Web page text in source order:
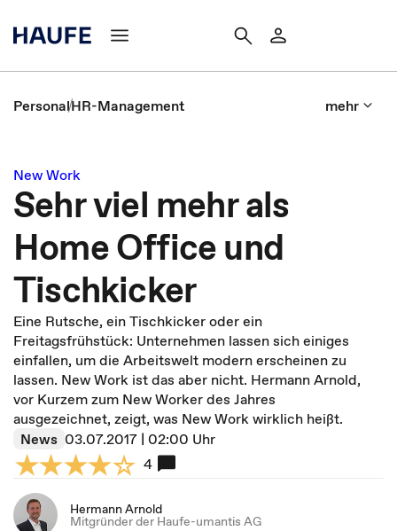
PersonalHR-Management mehr
New Work
Sehr viel mehr als
Home Office und
Tischkicker
Eine Rutsche, ein Tischkicker oder ein
Freitagsfrühstück: Unternehmen lassen sich einiges
einfallen, um die Arbeitswelt modern erscheinen zu
lassen. New Work ist das aber nicht. Hermann Arnold,
vor Kurzem zum New Worker des Jahres
ausgezeichnet, zeigt, was New Work wirklich heißt.
News 03.07.2017 | 02:00 Uhr
4
Hermann Arnold
Mitgründer der Haufe-umantis AG